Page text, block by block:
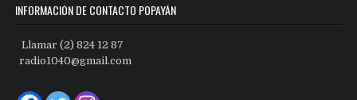
INFORMACIÓN DE CONTACTO POPAYÁN
Llamar (2) 824 12 87
radio1040@gmail.com